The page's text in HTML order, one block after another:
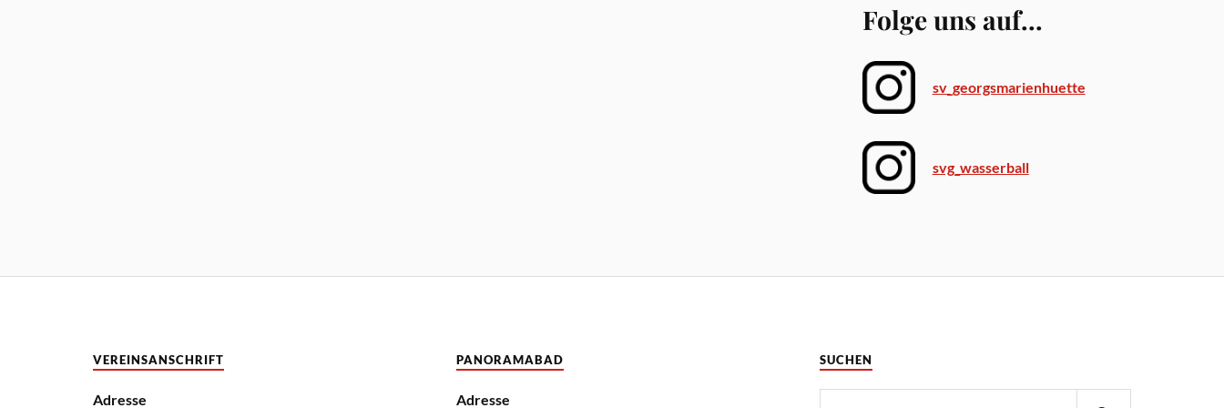
Folge uns auf...
sv_georgsmarienhuette
svg_wasserball
VEREINSANSCHRIFT
Adresse
PANORAMABAD
Adresse
SUCHEN